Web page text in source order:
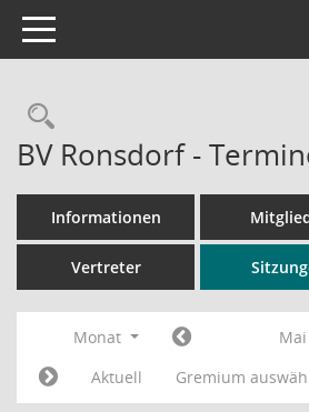
Toggle navigation
Rechercheauswahl
BV Ronsdorf -
Informationen
Vertreter
Monat Mai
Aktuell
Gremium